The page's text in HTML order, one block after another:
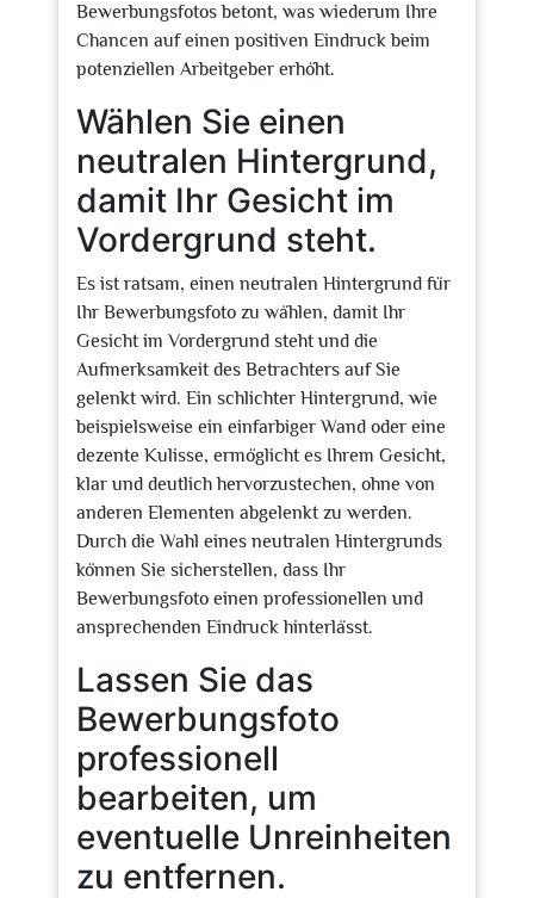
Bewerbungsfotos betont, was wiederum Ihre
Chancen auf einen positiven Eindruck beim
potenziellen Arbeitgeber erhöht.
Wählen Sie einen
neutralen Hintergrund,
damit Ihr Gesicht im
Vordergrund steht.
Es ist ratsam, einen neutralen Hintergrund für
Ihr Bewerbungsfoto zu wählen, damit Ihr
Gesicht im Vordergrund steht und die
Aufmerksamkeit des Betrachters auf Sie
gelenkt wird. Ein schlichter Hintergrund, wie
beispielsweise ein einfarbiger Wand oder eine
dezente Kulisse, ermöglicht es Ihrem Gesicht,
klar und deutlich hervorzustechen, ohne von
anderen Elementen abgelenkt zu werden.
Durch die Wahl eines neutralen Hintergrunds
können Sie sicherstellen, dass Ihr
Bewerbungsfoto einen professionellen und
ansprechenden Eindruck hinterlässt.
Lassen Sie das
Bewerbungsfoto
professionell
bearbeiten, um
eventuelle Unreinheiten
zu entfernen.